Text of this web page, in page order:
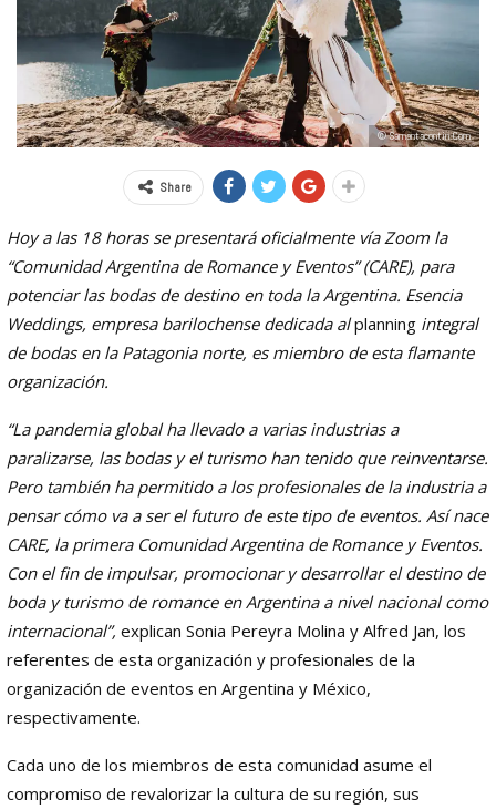
© Samantacontin.com
Share
Hoy a las 18 horas se presentará oficialmente vía Zoom la
“Comunidad Argentina de Romance y Eventos” (CARE), para
potenciar las bodas de destino en toda la Argentina. Esencia
Weddings, empresa barilochense dedicada alplanning integral
de bodas en la Patagonia norte, es miembro de esta flamante
organización.
“La pandemia global ha llevado a varias industrias a
paralizarse, las bodas y el turismo han tenido que reinventarse.
Pero también ha permitido a los profesionales de la industria a
pensar cómo va a ser el futuro de este tipo de eventos. Así nace
CARE, la primera Comunidad Argentina de Romance y Eventos.
Con el fin de impulsar, promocionar y desarrollar el destino de
boda y turismo de romance en Argentina a nivel nacional como
internacional”, explican Sonia Pereyra Molina y Alfred Jan, los
referentes de esta organización y profesionales de la
organización de eventos en Argentina y México,
respectivamente.
Cada uno de los miembros de esta comunidad asume el
compromiso de revalorizar la cultura de su región, sus